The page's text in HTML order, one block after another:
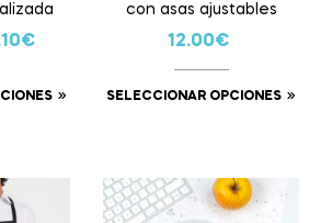
€
con asas ajustables
12.00€
SELECCIONAR OPCIONES